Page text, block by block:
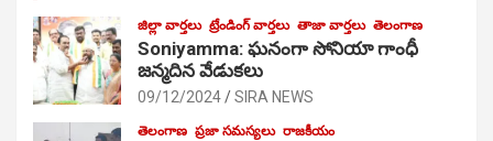
జిల్లా వార్తలు ట్రేండింగ్ వార్తలు తాజా వార్తలు తెలంగాణ
Soniyamma: ఘ‌నంగా సోనియా గాంధీ
జ‌న్మ‌దిన వేడుక‌లు
09/12/2024 SIRA NEWS
తెలంగాణ ప్రజా సమస్యలు రాజకీయం